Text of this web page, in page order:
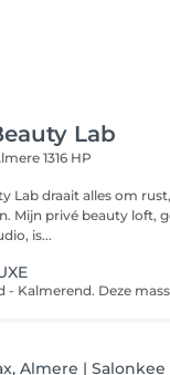
Lab
1316 HP
Lab draait alles om
Mijn privé beauty loft,
is...